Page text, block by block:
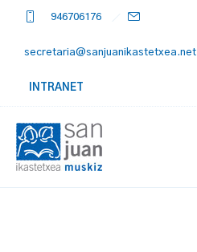
946706176
secretaria@sanjuanikastetxea.net
INTRANET